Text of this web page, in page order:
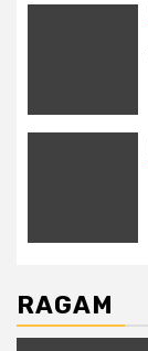
RAGAM